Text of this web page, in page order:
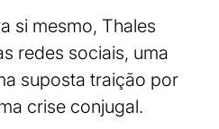
si mesmo, Thales
redes sociais, uma
suposta traição por
crise conjugal.